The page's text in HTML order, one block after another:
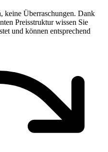
keine Überraschungen. Dank
Preisstruktur wissen Sie
und können entsprechend